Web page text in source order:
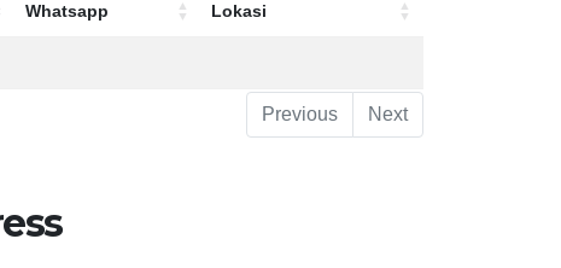
Whatsapp Lokasi
Previous Next